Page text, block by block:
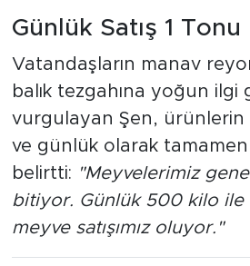
Günlük Satış 1
Vatandaşların manav
balık tezgahına yoğun ilgi
vurgulayan Şen, ürünlerin
ve günlük olarak
belirtti: "Meyvelerimiz
bitiyor. Günlük 500 kilo ile
meyve satışımız oluyor."